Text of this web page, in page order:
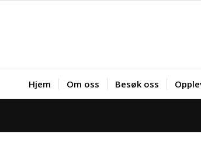
Hjem Om oss Besøk oss